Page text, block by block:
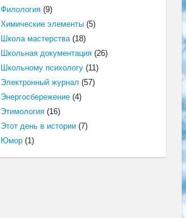
Филология(9)
Химические элементы(5)
Школа мастерства(18)
Школьная документация(26)
Школьному психологу(11)
Электронный журнал (57)
Энергосбережение(4)
Этимология(16)
Этот день в истории(7)
Юмор(1)